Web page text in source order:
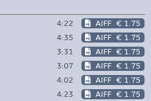
4:22 AIFF € 1.75
4:35 AIFF € 1.75
3:31 AIFF € 1.75
3:07 AIFF € 1.75
4:02 AIFF € 1.75
4:23 AIFF € 1.75